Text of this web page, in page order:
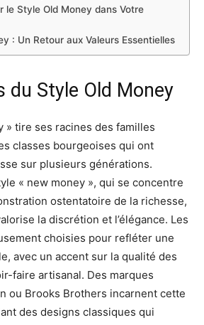
le Style Old Money dans Votre
: Un Retour aux Valeurs Essentielles
du Style Old Money
» tire ses racines des familles
classes bourgeoises qui ont
sur plusieurs générations.
« new money », qui se concentre
ostentatoire de la richesse,
la discrétion et l’élégance. Les
choisies pour refléter une
avec un accent sur la qualité des
faire artisanal. Des marques
ou Brooks Brothers incarnent cette
des designs classiques qui